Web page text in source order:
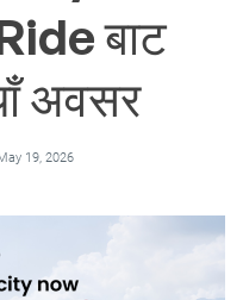
बाट
अवसर
19, 2026